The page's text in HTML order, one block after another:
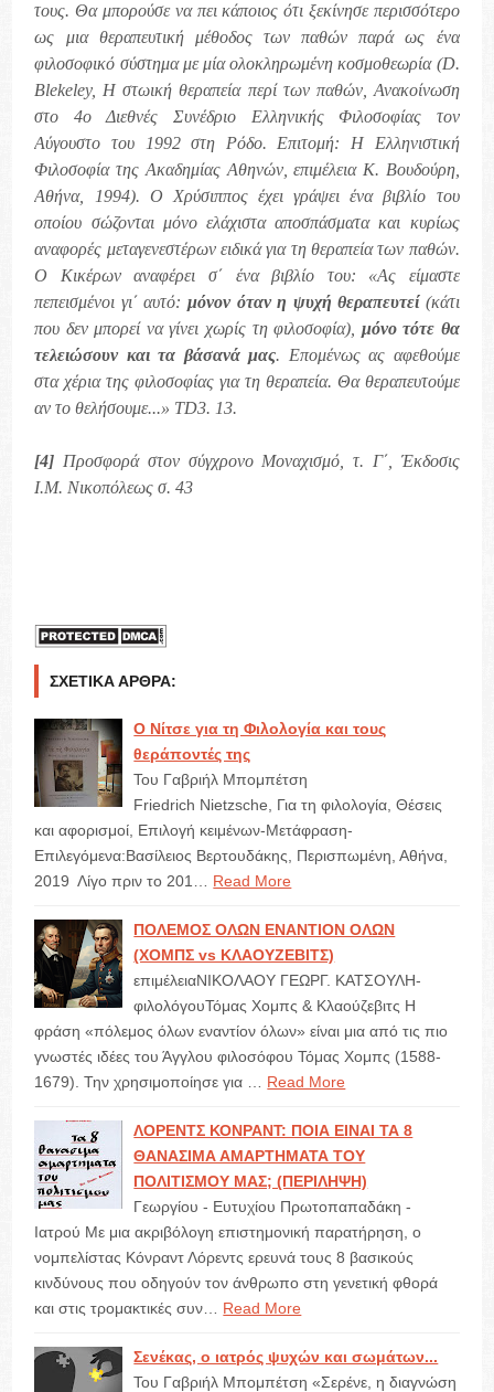
τους. Θα μπορούσε να πει κάποιος ότι ξεκίνησε περισσότερο
ως μια θεραπευτική μέθοδος των παθών παρά ως ένα
φιλοσοφικό σύστημα με μία ολοκληρωμένη κοσμοθεωρία (D.
Βlekeley, Η στωική θεραπεία περί των παθών, Ανακοίνωση
στο 4ο Διεθνές Συνέδριο Ελληνικής Φιλοσοφίας τον
Αύγουστο του 1992 στη Ρόδο. Επιτομή: Η Ελληνιστική
Φιλοσοφία της Ακαδημίας Αθηνών, επιμέλεια Κ. Βουδούρη,
Αθήνα, 1994). Ο Χρύσιππος έχει γράψει ένα βιβλίο του
οποίου σώζονται μόνο ελάχιστα αποσπάσματα και κυρίως
αναφορές μεταγενεστέρων ειδικά για τη θεραπεία των παθών.
Ο Κικέρων αναφέρει σ΄ ένα βιβλίο του: «Ας είμαστε
πεπεισμένοι γι΄ αυτό: μόνον όταν η ψυχή θεραπευτεί(κάτι
που δεν μπορεί να γίνει χωρίς τη φιλοσοφία), μόνο τότε θα
τελειώσουν και τα βάσανά μας. Επομένως ας αφεθούμε
στα χέρια της φιλοσοφίας για τη θεραπεία. Θα θεραπευτούμε
αν το θελήσουμε...» TD3. 13.
[4] Προσφορά στον σύγχρονο Μοναχισμό, τ. Γ΄, Έκδοσις
Ι.Μ. Νικοπόλεως σ. 43
ΣΧΕΤΙΚΆ ΆΡΘΡΑ:
Ο Νίτσε για τη Φιλολογία και τους
θεράποντές της
Του Γαβριήλ Μπομπέτση
Friedrich Nietzsche, Για τη φιλολογία, Θέσεις
και αφορισμοί, Επιλογή κειμένων-Μετάφραση-
Επιλεγόμενα:Βασίλειος Βερτουδάκης, Περισπωμένη, Αθήνα,
2019 Λίγο πριν το 201…
Read More
ΠΟΛΕΜΟΣ ΟΛΩΝ ΕΝΑΝΤΙΟΝ ΟΛΩΝ
(ΧΟΜΠΣ vs ΚΛΑΟΥΖΕΒΙΤΣ)
επιμέλειαΝΙΚΟΛΑΟΥ ΓΕΩΡΓ. ΚΑΤΣΟΥΛΗ-
φιλολόγουΤόμας Χομπς & Κλαούζεβιτς Η
φράση «πόλεμος όλων εναντίον όλων» είναι μια από τις πιο
γνωστές ιδέες του Άγγλου φιλοσόφου Τόμας Χομπς (1588-
1679). Την χρησιμοποίησε για …
Read More
ΛΟΡΕΝΤΣ ΚΟΝΡΑΝΤ: ΠΟΙΑ ΕΙΝΑΙ ΤΑ 8
ΘΑΝΑΣΙΜΑ ΑΜΑΡΤΗΜΑΤΑ ΤΟΥ
ΠΟΛΙΤΙΣΜΟΥ ΜΑΣ; (ΠΕΡΙΛΗΨΗ)
Γεωργίου - Ευτυχίου Πρωτοπαπαδάκη -
Ιατρού Με μια ακριβόλογη επιστημονική παρατήρηση, ο
νομπελίστας Κόνραντ Λόρεντς ερευνά τους 8 βασικούς
κινδύνους που οδηγούν τον άνθρωπο στη γενετική φθορά
και στις τρομακτικές συν…
Read More
Σενέκας, ο ιατρός ψυχών και σωμάτων...
Του Γαβριήλ Μπομπέτση «Σερένε, η διαγνώση